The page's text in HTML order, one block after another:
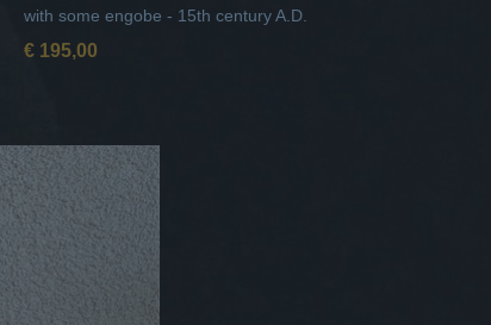
with some engobe - 15th century A.D.
€ 195,00